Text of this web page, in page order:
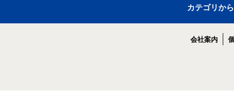
カテゴリか
会社案内